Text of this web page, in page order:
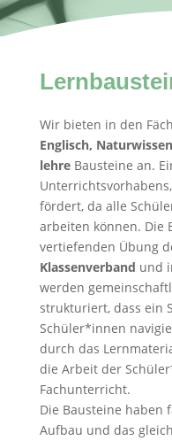
Wir bieten in den
Englisch,
lehreBausteine an.
fördert, da alle
arbeiten können. Die
vertiefenden Übung
Klassenverband und
werden
strukturiert, dass ein
Schüler*innen
durch das
die Arbeit der
Fach­unterricht.
Die Bausteine haben
Aufbau und das